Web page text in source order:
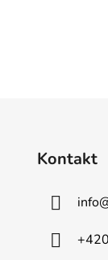
Kontakt
info